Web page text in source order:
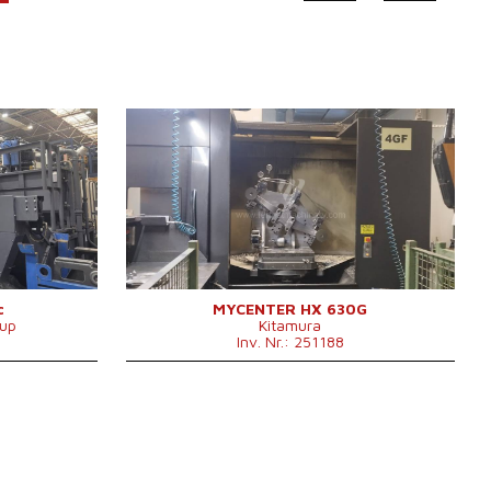
2010
ja
Fanuc 31i
1000x800
1700 mm
1250 mm
1800 mm
1 - 6000
/min.
4
50 bar
Baujahr:
2017
Kontrollsystem
ja
Steuerung Kitamura
Arumatik-Mi
Aufspanntischfläche
630x630 mm
X Weg
1100 mm
Y Weg
920 mm
Z Weg
1050 mm
Spindeldrehzahl
35 - 12000
/min.
Anzahl der Achsen
4
Spindelkegel
SK - 50 BIG + .
MYCENTER HX 630G
Kitamura
Inv. Nr.: 251188